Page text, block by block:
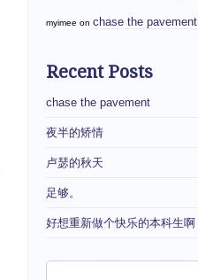
myimee on chase the pavement
Recent Posts
chase the pavement
夜半的矫情
卢瑟的秋天
足够。
好想重新做个快乐的本科生啊